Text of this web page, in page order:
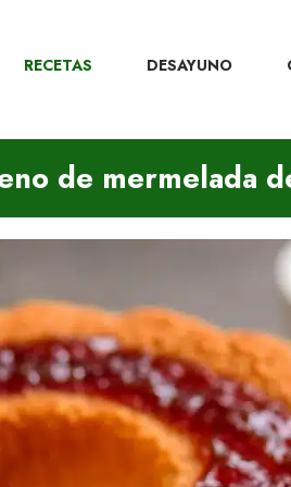
RECETAS DESAYUNO
de mermelada